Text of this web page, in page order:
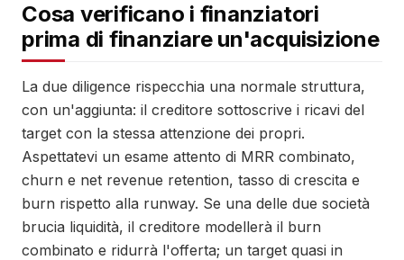
Cosa verificano i finanziatori
prima di finanziare un'acquisizione
La due diligence rispecchia una normale struttura,
con un'aggiunta: il creditore sottoscrive i ricavi del
target con la stessa attenzione dei propri.
Aspettatevi un esame attento di MRR combinato,
churn e net revenue retention, tasso di crescita e
burn rispetto alla runway. Se una delle due società
brucia liquidità, il creditore modellerà il burn
combinato e ridurrà l'offerta; un target quasi in